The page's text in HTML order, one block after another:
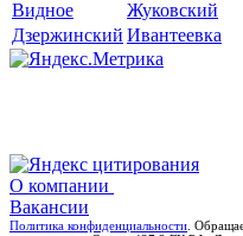
Видное
Жуковский
Дзержинский Ивантеевка
О компании
Вакансии
Политика конфиденциальности .